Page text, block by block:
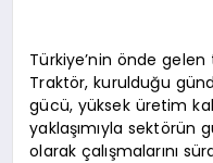
Türkiye’nin önde
Traktör, kurulduğu
gücü, yüksek üretim
yaklaşımıyla sektörün
olarak çalışmalarını